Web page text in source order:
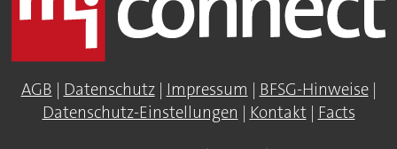
AGB | Datenschutz| Impressum | BFSG-Hinweise|
Datenschutz-Einstellungen | Kontakt| Facts